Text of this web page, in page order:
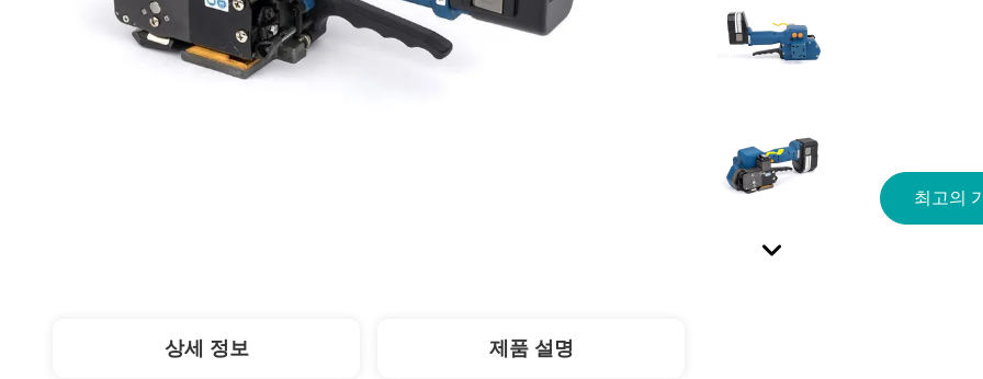
최고의
상세 정보 제품 설명